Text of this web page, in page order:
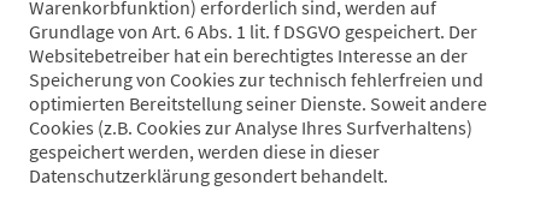
Warenkorbfunktion) erforderlich sind, werden auf
Grundlage von Art. 6 Abs. 1 lit. f DSGVO gespeichert. Der
Websitebetreiber hat ein berechtigtes Interesse an der
Speicherung von Cookies zur technisch fehlerfreien und
optimierten Bereitstellung seiner Dienste. Soweit andere
Cookies (z.B. Cookies zur Analyse Ihres Surfverhaltens)
gespeichert werden, werden diese in dieser
Datenschutzerklärung gesondert behandelt.